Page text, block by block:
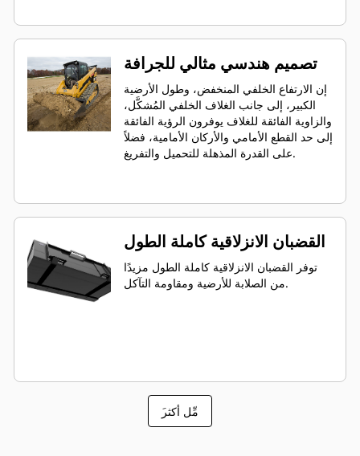
تصميم هندسي مثالي للجرافة
إن الارتفاع الخلفي المنخفض، وطول الأرضية
الكبير، إلى جانب الغلاف الخلفي المُشكَّل،
والزاوية الفائقة للغلاف يوفرون الرؤية الفائقة
إلى حد القطع الأمامي والأركان الأمامية، فضلاً
على القدرة المذهلة للتحميل والتفريغ.
القضبان الانزلاقية كاملة الطول
توفر القضبان الانزلاقية كاملة الطول مزيدًا
من الصلابة للأرضية ومقاومة التآكل.
َمِّل أكثر